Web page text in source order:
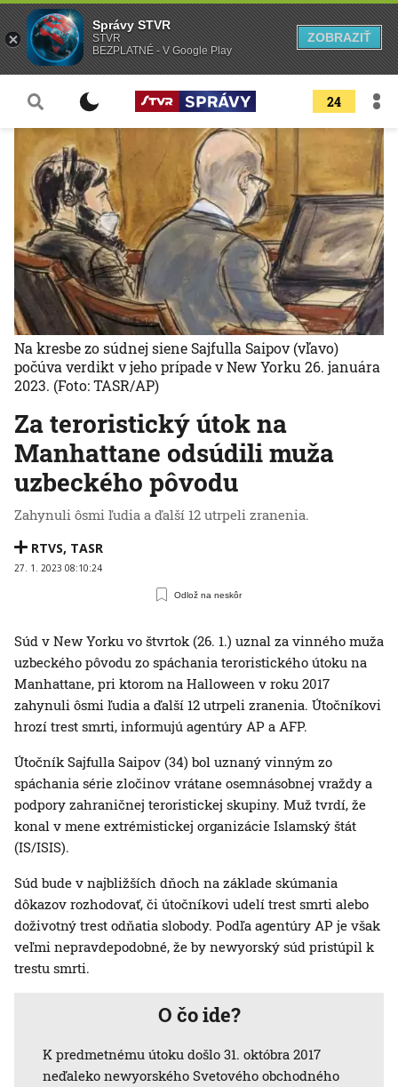
24
Za teroristický útok na
Manhattane odsúdili muža
uzbeckého pôvodu
Zahynuli ôsmi ľudia a ďalší 12 utrpeli zranenia.
RTVS, TASR
27. 1. 2023 08:10:24
Odlož na neskôr
Na kresbe zo súdnej siene Sajfulla Saipov (vľavo)
počúva verdikt v jeho prípade v New Yorku 26. januára
2023. (Foto: TASR/AP)
Súd v New Yorku vo štvrtok (26. 1.) uznal za vinného muža
uzbeckého pôvodu zo spáchania teroristického útoku na
Manhattane, pri ktorom na Halloween v roku 2017
zahynuli ôsmi ľudia a ďalší 12 utrpeli zranenia. Útočníkovi
hrozí trest smrti, informujú agentúry AP a AFP.
Útočník Sajfulla Saipov (34) bol uznaný vinným zo
spáchania série zločinov vrátane osemnásobnej vraždy a
podpory zahraničnej teroristickej skupiny. Muž tvrdí, že
konal v mene extrémistickej organizácie Islamský štát
(IS/ISIS).
Súd bude v najbližších dňoch na základe skúmania
dôkazov rozhodovať, či útočníkovi udelí trest smrti alebo
doživotný trest odňatia slobody. Podľa agentúry AP je však
veľmi nepravdepodobné, že by newyorský súd pristúpil k
trestu smrti.
O čo ide?
K predmetnému útoku došlo 31. októbra 2017
neďaleko newyorského Svetového obchodného
Správy STVR
STVR
BEZPLATNÉ - V Google Play
ZOBRAZIŤ